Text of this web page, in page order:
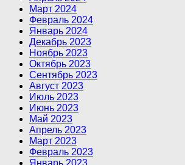
Март 2024
Февраль 2024
Январь 2024
Декабрь 2023
Ноябрь 2023
Октябрь 2023
Сентябрь 2023
Август 2023
Июль 2023
Июнь 2023
Май 2023
Апрель 2023
Март 2023
Февраль 2023
Январь 2023